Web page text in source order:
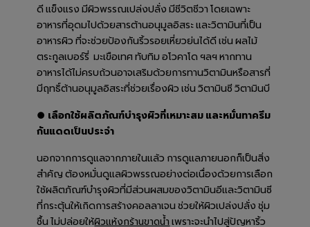
ดี แข็งแรง มีผิวพรรณเปล่งปลั่ง มีชีวิตชีวา โดยเฉพาะ
อาหารที่อุดมไปด้วยสารต้านอนุมูลอิสระ และวิตามินที่เป็น
อาหารผิว ที่จะช่วยป้องกันริ้วรอยเหี่ยวย่นได้ดี เช่น ผลไม้
ตระกูลเบอร์รี่ มะเขือเทศ ทับทิม อโวคาโด ฯลฯ หากทาน
อาหารได้ไม่ครบถ้วนอาจเสริมด้วยการทานวิตามินหรือสารที่
มีฤทธิ์ต้านอนุมูลอิสระที่ช่วยเรื่องผิว เช่น วิตามินซี วิตามินบี
● เลือกใช้ผลิตภัณฑ์บำรุงผิวที่เหมาะสม และหมั่นทาครีม
กันแดดเป็นประจำ
นอกจากการดูแลจากภายในแล้ว การดูแลภายนอกก็เป็นสิ่ง
สำคัญ ต้องหมั่นดูแลผิวพรรณอย่างต่อเนื่องด้วยการเลือก
ใช้ผลิตภัณฑ์บำรุงผิวที่มีส่วนผสมของวิตามินอีและวิตามินซี
ที่กระตุ้นให้เกิดการสร้างคอลลาเจน ช่วยให้ผิวเปล่งปลั่ง ชุ่ม
ชื้น ไม่ปล่อยให้ผิวแห้งกร้านขาดน้ำ เพราะจะนำไปสู่ปัญหาริ้ว